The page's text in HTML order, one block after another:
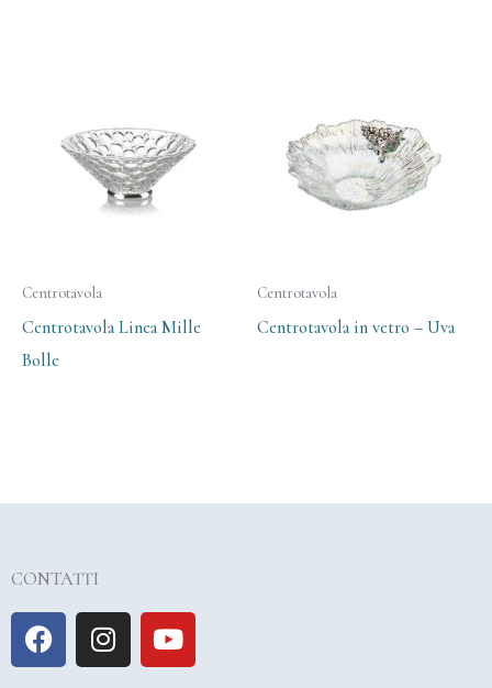
Centrotavola
Centrotavola Linea Mille
Bolle
Centrotavola
Centrotavola in vetro – Uva
CONTATTI
F
a
I
n
Y
o